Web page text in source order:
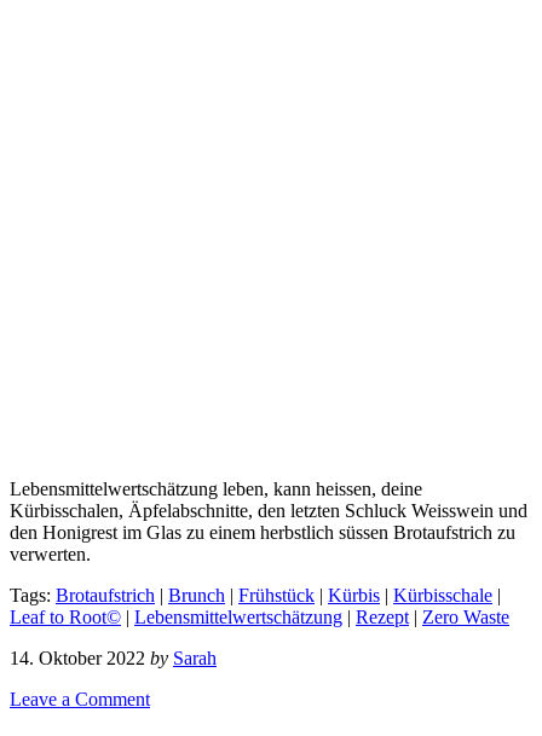
Lebensmittelwertschätzung leben, kann heissen, deine
Kürbisschalen, Äpfelabschnitte, den letzten Schluck Weisswein und
den Honigrest im Glas zu einem herbstlich süssen Brotaufstrich zu
verwerten.
Tags: Brotaufstrich | Brunch | Frühstück | Kürbis | Kürbisschale |
Leaf to Root© | Lebensmittelwertschätzung | Rezept | Zero Waste
14. Oktober 2022 by Sarah
Leave a Comment